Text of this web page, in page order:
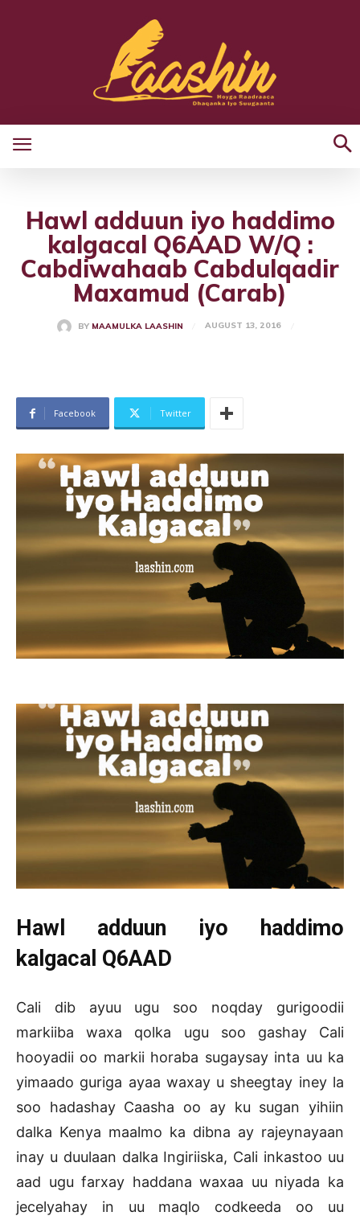
Hawl adduun iyo haddimo
kalgacal Q6AAD W/Q :
Cabdiwahaab Cabdulqadir
Maxamud (Carab)
BY MAAMULKA LAASHIN AUGUST 13, 2016
Facebook Twitter
Hawl adduun iyo haddimo
kalgacal Q6AAD
Cali dib ayuu ugu soo noqday gurigoodii
markiiba waxa qolka ugu soo gashay Cali
hooyadii oo markii horaba sugaysay inta uu ka
yimaado guriga ayaa waxay u sheegtay iney la
soo hadashay Caasha oo ay ku sugan yihiin
dalka Kenya maalmo ka dibna ay rajeynayaan
inay u duulaan dalka Ingiriiska, Cali inkastoo uu
aad ugu farxay haddana waxaa uu niyada ka
jecelyahay in uu maqlo codkeeda oo uu